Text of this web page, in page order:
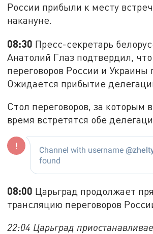
России прибыли к месту
накануне.
08:30 Пресс-секретарь
Анатолий Глаз подтвердил,
переговоров России и Украины
Ожидается прибытие
Стол переговоров, за которым
время встретятся обе
08:00 Царьград продолжает
трансляцию переговоров
22:04 Царьград